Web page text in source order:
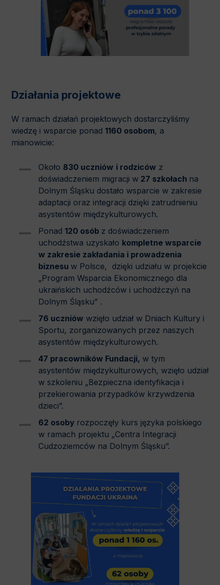
Działania projektowe
W ramach działań projektowych dostarczyliśmy
wiedzę i wsparcie ponad 1160 osobom, a
mianowicie:
Około 830 uczniów i rodziców z
doświadczeniem migracji w 27 szkołach na
Dolnym Śląsku dostało wsparcie w zakresie
adaptacji oraz integracji dzięki zatrudnieniu
asystentów międzykulturowych.
Ponad 120 osób z doświadczeniem
uchodźstwa uzyskało kompletne wsparcie
w zakresie zakładania i prowadzenia
biznesu w Polsce, dzięki udziału w projekcie
„Program Wsparcia Ekonomicznego dla
ukraińskich uchodźców i uchodźczyń na
Dolnym Śląsku” .
76 uczniów wzięło udział w Dniach Kultury i
Sportu, zorganizowanych przez naszych
asystentów międzykulturowych.
47 pracowników Fundacji, w tym
asystentów międzykulturowych, wzięło udział
w szkoleniu „Bezpieczna identyfikacja i
przekierowania przypadków krzywdzenia
dzieci”.
62 osoby rozpoczęły kurs języka polskiego
w ramach projektu „Centra Integracji
Cudzoziemców na Dolnym Śląsku”.